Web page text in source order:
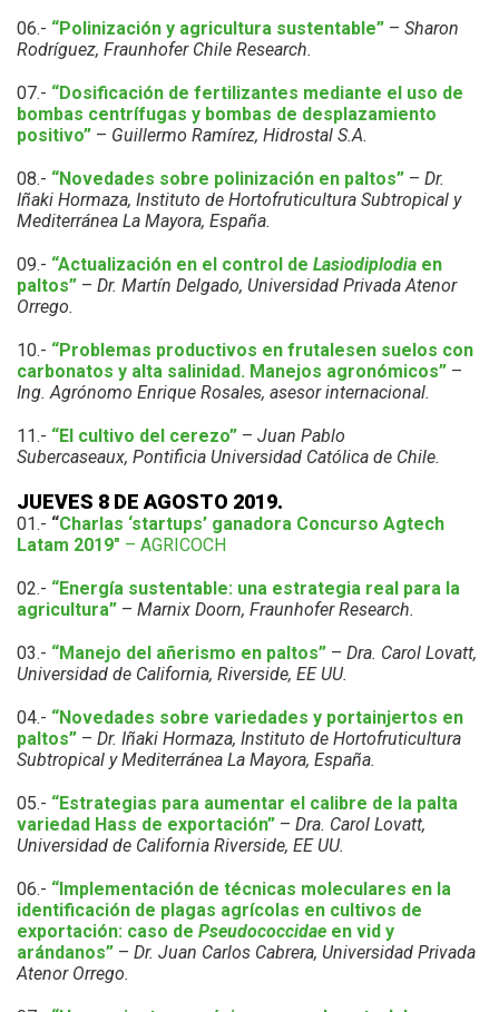
06.- “Polinización y agricultura sustentable” – Sharon
Rodríguez, Fraunhofer Chile Research.
07.- “Dosificación de fertilizantes mediante el uso de
bombas centrífugas y bombas de desplazamiento
positivo” – Guillermo Ramírez, Hidrostal S.A.
08.- “Novedades sobre polinización en paltos” – Dr.
Iñaki Hormaza, Instituto de Hortofruticultura Subtropical y
Mediterránea La Mayora, España.
09.- “Actualización en el control de Lasiodiplodia en
paltos” – Dr. Martín Delgado, Universidad Privada Atenor
Orrego.
10.- “Problemas productivos en frutalesen suelos con
carbonatos y alta salinidad. Manejos agronómicos” –
Ing. Agrónomo Enrique Rosales, asesor internacional.
11.- “El cultivo del cerezo” – Juan Pablo
Subercaseaux, Pontificia Universidad Católica de Chile.
JUEVES 8 DE AGOSTO 2019.
01.- “Charlas ‘startups’ ganadora Concurso Agtech
Latam 2019″ – AGRICOCH
02.- “Energía sustentable: una estrategia real para la
agricultura” – Marnix Doorn, Fraunhofer Research.
03.- “Manejo del añerismo en paltos” – Dra. Carol Lovatt,
Universidad de California, Riverside, EE UU.
04.- “Novedades sobre variedades y portainjertos en
paltos” – Dr. Iñaki Hormaza, Instituto de Hortofruticultura
Subtropical y Mediterránea La Mayora, España.
05.- “Estrategias para aumentar el calibre de la palta
variedad Hass de exportación” – Dra. Carol Lovatt,
Universidad de California Riverside, EE UU.
06.- “Implementación de técnicas moleculares en la
identificación de plagas agrícolas en cultivos de
exportación: caso de Pseudococcidae en vid y
arándanos” – Dr. Juan Carlos Cabrera, Universidad Privada
Atenor Orrego.